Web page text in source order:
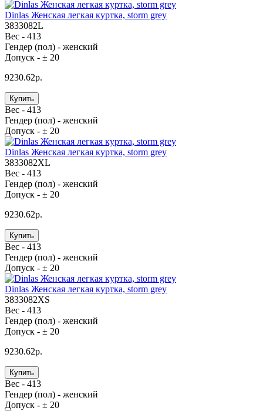
Dinlas Женская легкая куртка, storm grey
3833082L
Вес - 413
Гендер (пол) - женский
Допуск - ± 20
9230.62р.
Купить
Вес - 413
Гендер (пол) - женский
Допуск - ± 20
Dinlas Женская легкая куртка, storm grey
3833082XL
Вес - 413
Гендер (пол) - женский
Допуск - ± 20
9230.62р.
Купить
Вес - 413
Гендер (пол) - женский
Допуск - ± 20
Dinlas Женская легкая куртка, storm grey
3833082XS
Вес - 413
Гендер (пол) - женский
Допуск - ± 20
9230.62р.
Купить
Вес - 413
Гендер (пол) - женский
Допуск - ± 20